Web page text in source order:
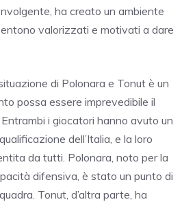
ha creato un ambiente
valorizzati e motivati a dare
di Polonara e Tonut è un
possa essere imprevedibile il
i giocatori hanno avuto un
dell’Italia, e la loro
da tutti. Polonara, noto per la
difensiva, è stato un punto di
Tonut, d’altra parte, ha